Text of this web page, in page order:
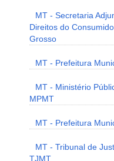
MT - Secretaria
Direitos do
Grosso
MT - Prefeitura
MT - Ministério
MPMT
MT - Prefeitura
MT - Tribunal de
TJMT